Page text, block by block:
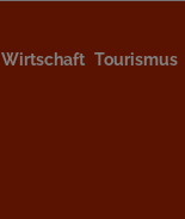
Wirtschaft Tourismus